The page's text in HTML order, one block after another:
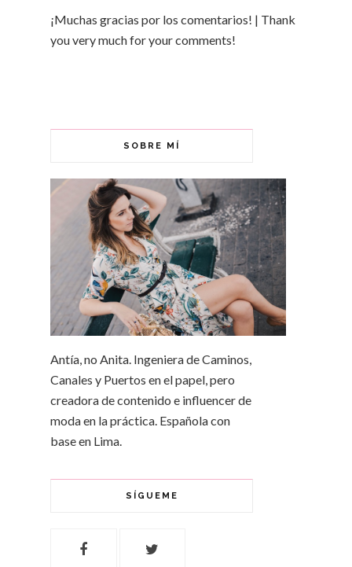
¡Muchas gracias por los comentarios! | Thank
you very much for your comments!
SOBRE MÍ
Antía, no Anita. Ingeniera de Caminos,
Canales y Puertos en el papel, pero
creadora de contenido e influencer de
moda en la práctica. Española con
base en Lima.
SÍGUEME